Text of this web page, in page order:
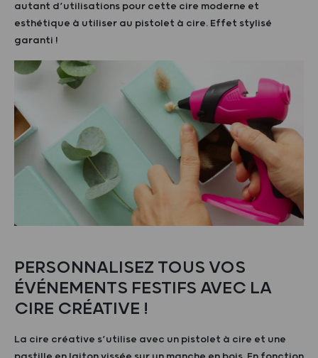
autant d’utilisations pour cette cire moderne et
esthétique à utiliser au pistolet à cire. Effet stylisé
garanti !
PERSONNALISEZ TOUS VOS
ÉVÉNEMENTS FESTIFS AVEC LA
CIRE CRÉATIVE !
La cire créative s’utilise avec un pistolet à cire et une